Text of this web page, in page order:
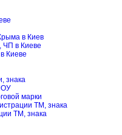
в Киев
ЧП в Киеве
Киеве
знака
марки
ТМ, знака
ТМ, знака